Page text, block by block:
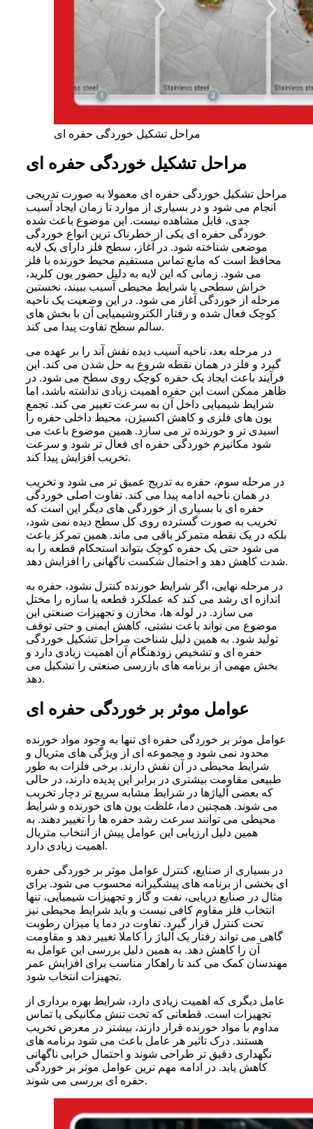
مراحل تشکیل خوردگی حفره ای
مراحل تشکیل خوردگی حفره ای
مراحل تشکیل خوردگی حفره ای معمولا به صورت تدریجی
انجام می شود و در بسیاری از موارد تا زمان ایجاد آسیب
جدی، قابل مشاهده نیست. این موضوع باعث شده
خوردگی حفره ای یکی از خطرناک ترین انواع خوردگی
موضعی شناخته شود. در آغاز، سطح فلز دارای یک لایه
محافظ است که مانع تماس مستقیم محیط خورنده با فلز
می شود. زمانی که این لایه به دلیل حضور یون کلرید،
خراش سطحی یا شرایط محیطی آسیب ببیند، نخستین
مرحله از خوردگی آغاز می شود. در این وضعیت یک ناحیه
کوچک فعال شده و رفتار الکتروشیمیایی آن با بخش های
سالم سطح تفاوت پیدا می کند.
در مرحله بعد، ناحیه آسیب دیده نقش آند را بر عهده می
گیرد و فلز در همان نقطه شروع به حل شدن می کند. این
فرآیند باعث ایجاد یک حفره کوچک روی سطح می شود. در
ظاهر ممکن است این حفره اهمیت زیادی نداشته باشد، اما
شرایط شیمیایی داخل آن به سرعت تغییر می کند. تجمع
یون های فلزی و کاهش اکسیژن، محیط داخلی حفره را
اسیدی تر و خورنده تر می سازد. همین موضوع باعث می
شود مکانیزم خوردگی حفره ای فعال تر شود و سرعت
تخریب افزایش پیدا کند.
در مرحله سوم، حفره به تدریج عمیق تر می شود و تخریب
در همان ناحیه ادامه پیدا می کند. تفاوت اصلی خوردگی
حفره ای با بسیاری از خوردگی های دیگر این است که
تخریب به صورت گسترده روی کل سطح دیده نمی شود،
بلکه در یک نقطه متمرکز باقی می ماند. همین تمرکز باعث
می شود حتی یک حفره کوچک بتواند استحکام قطعه را به
شدت کاهش دهد و احتمال شکست ناگهانی را افزایش دهد.
در مرحله نهایی، اگر شرایط خورنده کنترل نشود، حفره به
اندازه ای رشد می کند که عملکرد قطعه یا سازه را مختل
می سازد. در لوله ها، مخازن و تجهیزات صنعتی این
موضوع می تواند باعث نشتی، کاهش ایمنی و حتی توقف
تولید شود. به همین دلیل شناخت مراحل تشکیل خوردگی
حفره ای و تشخیص زودهنگام آن اهمیت زیادی دارد و
بخش مهمی از برنامه های بازرسی صنعتی را تشکیل می
دهد.
عوامل موثر بر خوردگی حفره ای
عوامل موثر بر خوردگی حفره ای تنها به وجود مواد خورنده
محدود نمی شود و مجموعه ای از ویژگی های متریال و
شرایط محیطی در آن نقش دارند. برخی فلزات به طور
طبیعی مقاومت بیشتری در برابر این پدیده دارند، در حالی
که بعضی آلیاژها در شرایط مشابه سریع تر دچار تخریب
می شوند. همچنین دما، غلظت یون های خورنده و شرایط
محیطی می توانند سرعت رشد حفره ها را تغییر دهند. به
همین دلیل ارزیابی این عوامل پیش از انتخاب متریال
اهمیت زیادی دارد.
در بسیاری از صنایع، کنترل عوامل موثر بر خوردگی حفره
ای بخشی از برنامه های پیشگیرانه محسوب می شود. برای
مثال در صنایع دریایی، نفت و گاز و تجهیزات شیمیایی، تنها
انتخاب فلز مقاوم کافی نیست و باید شرایط محیطی نیز
تحت کنترل قرار گیرد. تفاوت در دما یا میزان رطوبت
گاهی می تواند رفتار یک آلیاژ را کاملا تغییر دهد و مقاومت
آن را کاهش دهد. به همین دلیل بررسی این عوامل به
مهندسان کمک می کند تا راهکار مناسب برای افزایش عمر
تجهیزات انتخاب شود.
عامل دیگری که اهمیت زیادی دارد، شرایط بهره برداری از
تجهیزات است. قطعاتی که تحت تنش مکانیکی یا تماس
مداوم با مواد خورنده قرار دارند، بیشتر در معرض تخریب
هستند. درک تاثیر هر عامل باعث می شود برنامه های
نگهداری دقیق تر طراحی شوند و احتمال خرابی ناگهانی
کاهش یابد. در ادامه مهم ترین عوامل موثر بر خوردگی
حفره ای بررسی می شوند.